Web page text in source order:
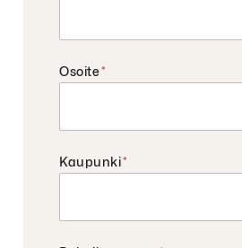
Osoite*
Kaupunki*